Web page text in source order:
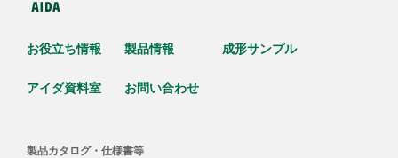
お役立ち情報 製品情報 成形サンプル
アイダ資料室 お問い合わせ
製品カタログ・仕様書等